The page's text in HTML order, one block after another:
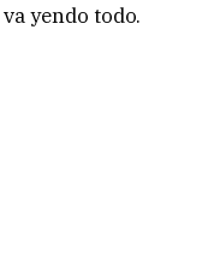
yendo todo.